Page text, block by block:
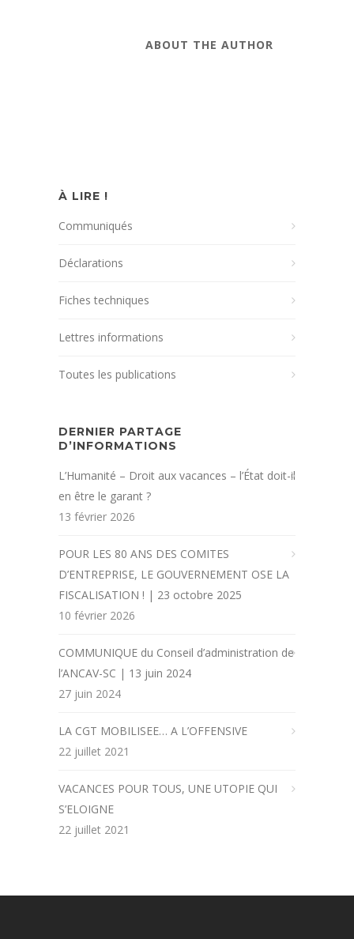
ABOUT THE AUTHOR
À LIRE !
Communiqués
Déclarations
Fiches techniques
Lettres informations
Toutes les publications
DERNIER PARTAGE
D’INFORMATIONS
L’Humanité – Droit aux vacances – l’État doit-il
en être le garant ?
13 février 2026
POUR LES 80 ANS DES COMITES
D’ENTREPRISE, LE GOUVERNEMENT OSE LA
FISCALISATION ! | 23 octobre 2025
10 février 2026
COMMUNIQUE du Conseil d’administration de
l’ANCAV-SC | 13 juin 2024
27 juin 2024
LA CGT MOBILISEE… A L’OFFENSIVE
22 juillet 2021
VACANCES POUR TOUS, UNE UTOPIE QUI
S’ELOIGNE
22 juillet 2021